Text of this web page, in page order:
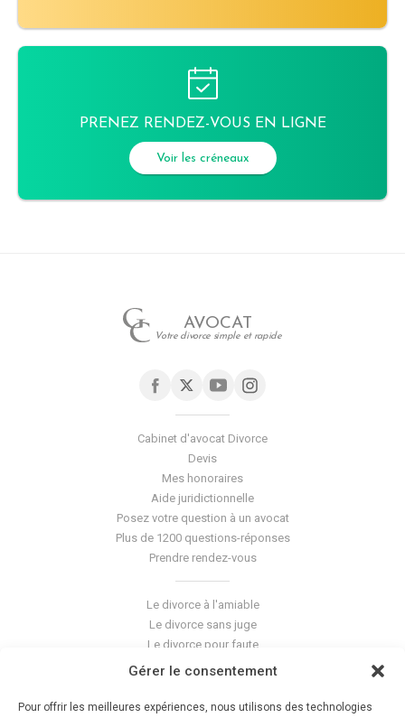
Gérer le consentement
Pour offrir les meilleures expériences, nous utilisons des technologies
PRENEZ RENDEZ-VOUS EN LIGNE
Voir les créneaux
AVOCAT
Votre divorce simple et rapide
Cabinet d'avocat Divorce
Devis
Mes honoraires
Aide juridictionnelle
Posez votre question à un avocat
Plus de 1200 questions-réponses
Prendre rendez-vous
Le divorce à l'amiable
Le divorce sans juge
Le divorce pour faute
Le divorce accepté
La séparation de corps